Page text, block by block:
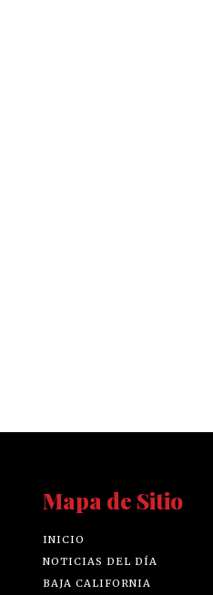
Mapa de Sitio
INICIO
NOTICIAS DEL DÍA
BAJA CALIFORNIA